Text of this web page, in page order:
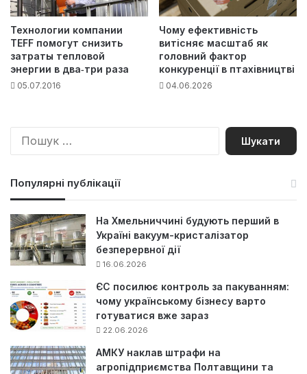
Технологии компании
TEFF помогут снизить
затраты тепловой
энергии в два‑три раза
05.07.2016
Чому ефективність
витісняє масштаб як
головний фактор
конкуренції в птахівництві
04.06.2026
П
Популярні публікації
На Хмельниччині будують перший в
Україні вакуум-кристалізатор
безперервної дії
16.06.2026
ЄС посилює контроль за пакуванням:
чому українському бізнесу варто
готуватися вже зараз
22.06.2026
АМКУ наклав штрафи на
агропідприємства Полтавщини та